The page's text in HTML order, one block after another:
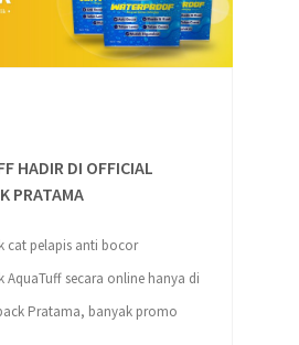
HADIR DI OFFICIAL
PRATAMA
cat pelapis anti bocor
AquaTuff secara online hanya di
Pratama, banyak promo